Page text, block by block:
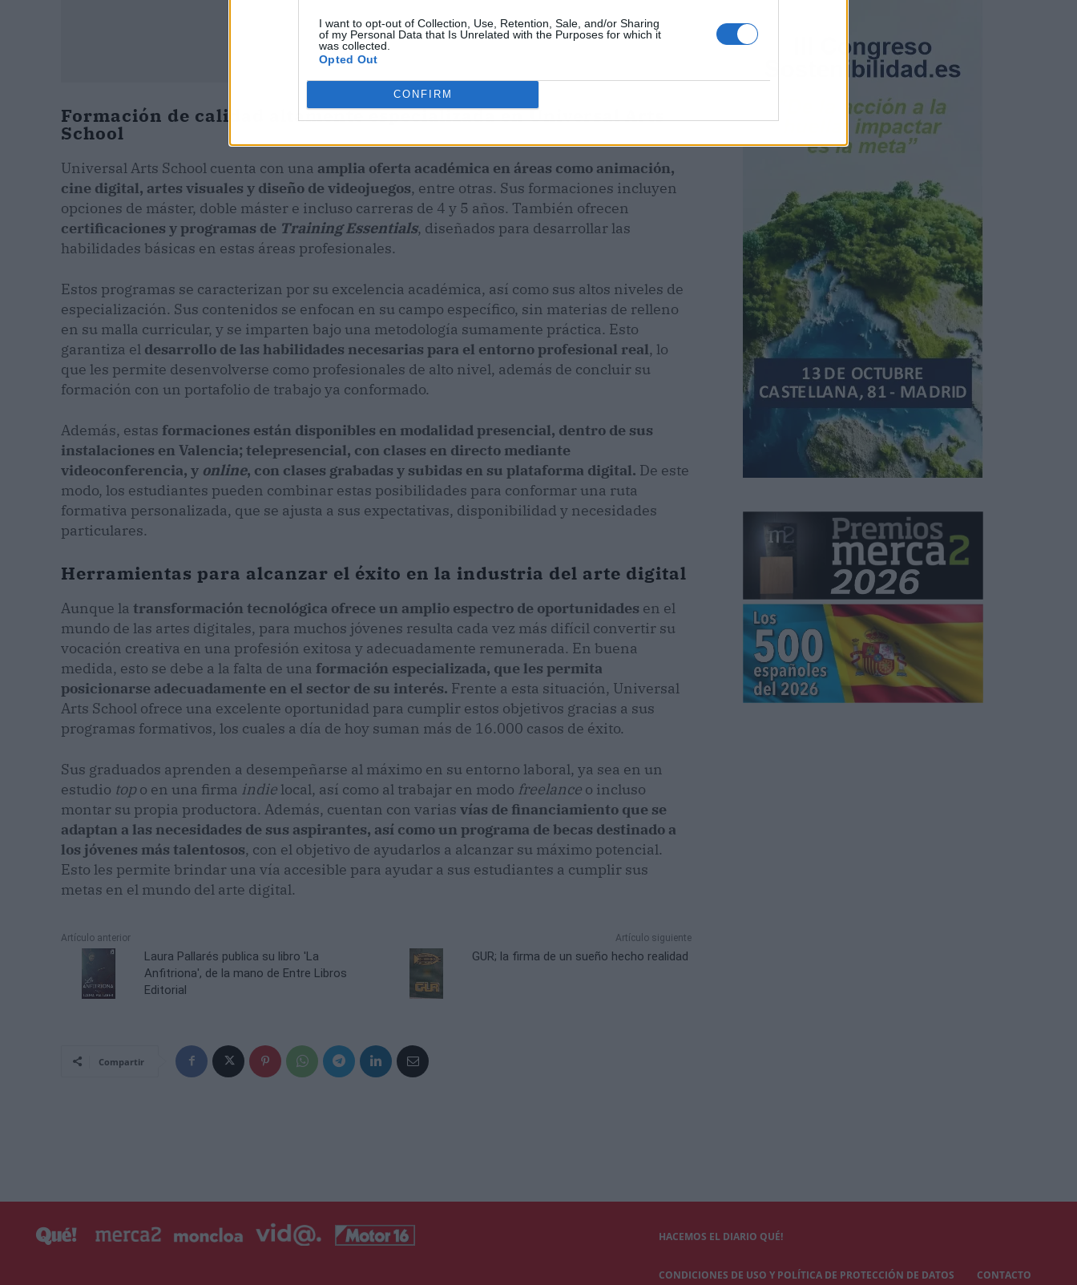
I want to opt-out of Collection, Use, Retention, Sale, and/or Sharing
of my Personal Data that Is Unrelated with the Purposes for which it
was collected.
Opted Out
CONFIRM
Formación de calidad altamente especializada en Universal Arts
School
Universal Arts School cuenta con una amplia oferta académica en áreas como animación,
cine digital, artes visuales y diseño de videojuegos, entre otras. Sus formaciones incluyen
opciones de máster, doble máster e incluso carreras de 4 y 5 años. También ofrecen
certificaciones y programas de Training Essentials, diseñados para desarrollar las
habilidades básicas en estas áreas profesionales.
Estos programas se caracterizan por su excelencia académica, así como sus altos niveles de
especialización. Sus contenidos se enfocan en su campo específico, sin materias de relleno
en su malla curricular, y se imparten bajo una metodología sumamente práctica. Esto
garantiza el desarrollo de las habilidades necesarias para el entorno profesional real, lo
que les permite desenvolverse como profesionales de alto nivel, además de concluir su
formación con un portafolio de trabajo ya conformado.
Además, estas formaciones están disponibles en modalidad presencial, dentro de sus
instalaciones en Valencia; telepresencial, con clases en directo mediante
videoconferencia, y online, con clases grabadas y subidas en su plataforma digital. De este
modo, los estudiantes pueden combinar estas posibilidades para conformar una ruta
formativa personalizada, que se ajusta a sus expectativas, disponibilidad y necesidades
particulares.
Herramientas para alcanzar el éxito en la industria del arte digital
Aunque la transformación tecnológica ofrece un amplio espectro de oportunidades en el
mundo de las artes digitales, para muchos jóvenes resulta cada vez más difícil convertir su
vocación creativa en una profesión exitosa y adecuadamente remunerada. En buena
medida, esto se debe a la falta de una formación especializada, que les permita
posicionarse adecuadamente en el sector de su interés. Frente a esta situación, Universal
Arts School ofrece una excelente oportunidad para cumplir estos objetivos gracias a sus
programas formativos, los cuales a día de hoy suman más de 16.000 casos de éxito.
Sus graduados aprenden a desempeñarse al máximo en su entorno laboral, ya sea en un
estudio topo en una firma indie local, así como al trabajar en modo freelance o incluso
montar su propia productora. Además, cuentan con varias vías de financiamiento que se
adaptan a las necesidades de sus aspirantes, así como un programa de becas destinado a
los jóvenes más talentosos, con el objetivo de ayudarlos a alcanzar su máximo potencial.
Esto les permite brindar una vía accesible para ayudar a sus estudiantes a cumplir sus
metas en el mundo del arte digital.
Artículo anterior
Laura Pallarés publica su libro 'La
Anfitriona', de la mano de Entre Libros
Editorial
Artículo siguiente
GUR; la firma de un sueño hecho realidad
Compartir
HACEMOS EL DIARIO QUÉ!
CONDICIONES DE USO Y POLÍTICA DE PROTECCIÓN DE DATOS CONTACTO